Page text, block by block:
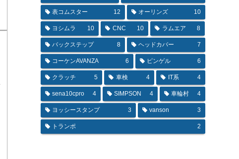
表コムスター 12 オーリンズ 10
ヨシムラ 10 CNC 10 ラムエア 8
バックステップ 8 ヘッドカバー 7
コーケンAVANZA 6 ピンゲル 6
クラッチ 5 車検 4 IT系 4
sena10cpro 4 SIMPSON 4 車輪村 4
ヨッシースタンプ 3 vanson 3
トランポ 2